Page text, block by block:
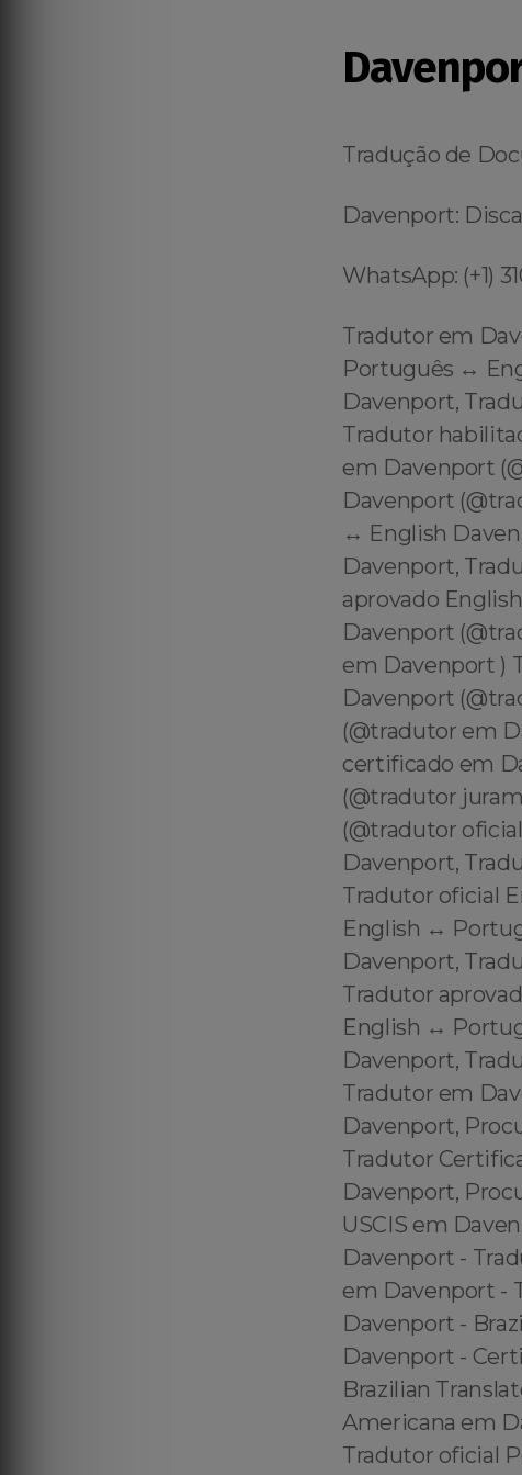
Tradução de
Davenport:
WhatsApp: (+1)
Tradutor em
Português ↔️
Davenport,
Tradutor
em Davenport
Davenport
↔️ English
Davenport,
aprovado
Davenport
em Davenport )
Davenport
(@tradutor em
certificado em
(@tradutor
(@tradutor
Davenport,
Tradutor oficial
English ↔️
Davenport,
Tradutor
English ↔️
Davenport,
Tradutor em
Davenport,
Tradutor
Davenport,
USCIS em
Davenport -
em Davenport -
Davenport -
Davenport -
Brazilian
Americana em
Tradutor oficial